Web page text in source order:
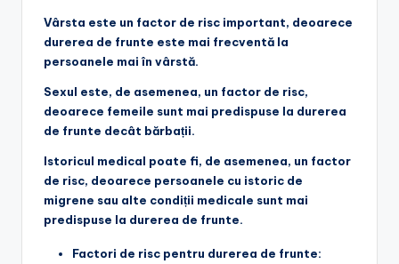
Vârsta este un factor de risc important, deoarece
durerea de frunte este mai frecventă la
persoanele mai în vârstă.
Sexul este, de asemenea, un factor de risc,
deoarece femeile sunt mai predispuse la durerea
de frunte decât bărbații.
Istoricul medical poate fi, de asemenea, un factor
de risc, deoarece persoanele cu istoric de
migrene sau alte condiții medicale sunt mai
predispuse la durerea de frunte.
Factori de risc pentru durerea de frunte: